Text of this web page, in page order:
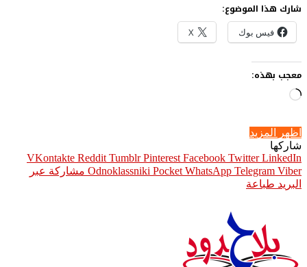
شارك هذا الموضوع:
فيس بوك X
معجب بهذه:
جاري
اظهر المزيد
شاركها
Facebook Twitter LinkedIn
Pinterest
Odnoklassniki Pocket WhatsApp Telegram Viber
مشاركة عبر
البريد طباعة